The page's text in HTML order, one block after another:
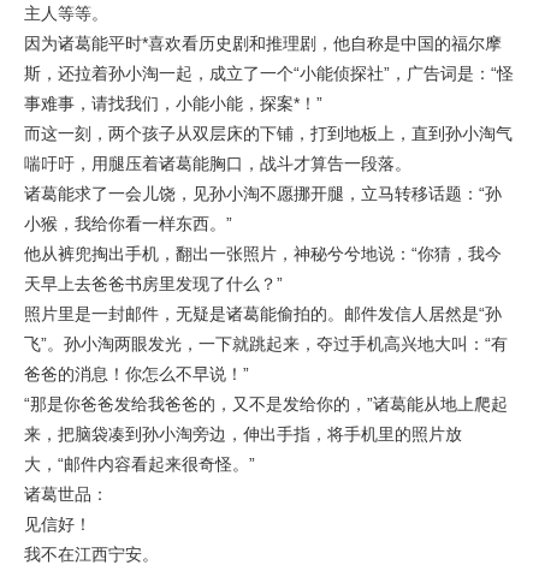
主人等等。
因为诸葛能平时*喜欢看历史剧和推理剧，他自称是中国的福尔摩
斯，还拉着孙小淘一起，成立了一个“小能侦探社”，广告词是：“怪
事难事，请找我们，小能小能，探案*！”
而这一刻，两个孩子从双层床的下铺，打到地板上，直到孙小淘气
喘吁吁，用腿压着诸葛能胸口，战斗才算告一段落。
诸葛能求了一会儿饶，见孙小淘不愿挪开腿，立马转移话题：“孙
小猴，我给你看一样东西。”
他从裤兜掏出手机，翻出一张照片，神秘兮兮地说：“你猜，我今
天早上去爸爸书房里发现了什么？”
照片里是一封邮件，无疑是诸葛能偷拍的。邮件发信人居然是“孙
飞”。孙小淘两眼发光，一下就跳起来，夺过手机高兴地大叫：“有
爸爸的消息！你怎么不早说！”
“那是你爸爸发给我爸爸的，又不是发给你的，”诸葛能从地上爬起
来，把脑袋凑到孙小淘旁边，伸出手指，将手机里的照片放
大，“邮件内容看起来很奇怪。”
诸葛世品：
见信好！
我不在江西宁安。